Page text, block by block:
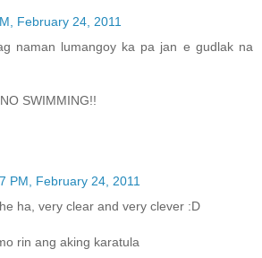
February 24, 2011
naman lumangoy ka pa jan e gudlak na
SWIMMING!!
PM, February 24, 2011
ha, very clear and very clever :D
rin ang aking karatula